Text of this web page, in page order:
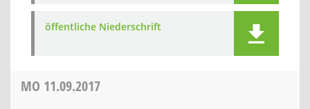
öffentliche Niederschrift
MO 11.09.2017